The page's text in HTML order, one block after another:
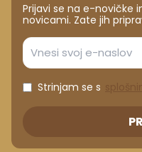
Prijavi se na e-novičke
novicami. Zate jih
Strinjam se s